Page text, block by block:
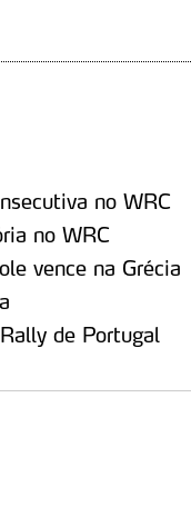
no WRC
no WRC
vence na Grécia
de Portugal